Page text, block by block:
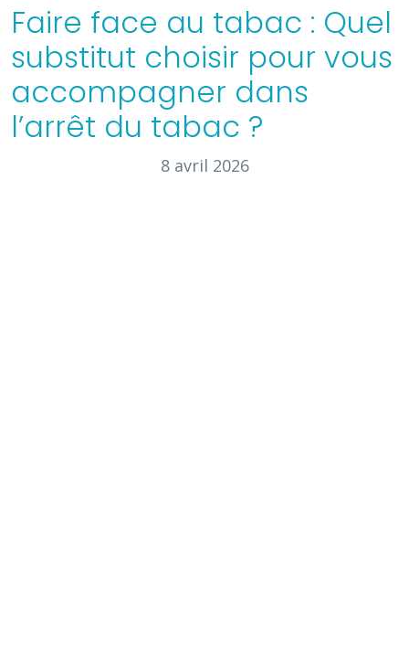
Faire face au tabac : Quel
substitut choisir pour vous
accompagner dans
l’arrêt du tabac ?
8 avril 2026